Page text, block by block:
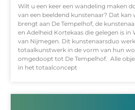
Wilt u een keer een wandeling maken
van een beeldend kunstenaar? Dat kan
brengt aan De Tempelhof, de
en Adelheid Kortekaas die gelegen is in
van Nijmegen. Dit kunstenaarsduo
totaalkunstwerk in de vorm van hun
omgedoopt tot De Tempelhof. Alle
in het totaalconcept